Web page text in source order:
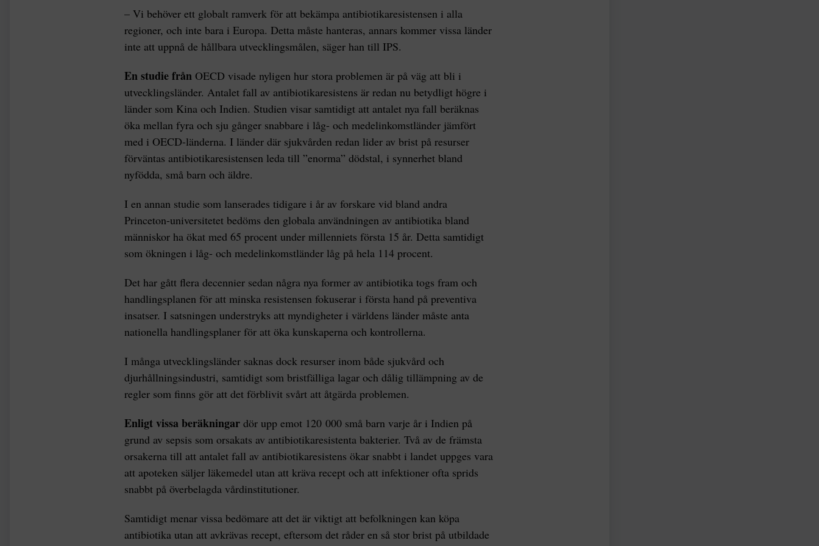
– Vi behöver ett globalt ramverk för att bekämpa antibiotikaresistensen i alla
regioner, och inte bara i Europa. Detta måste hanteras, annars kommer vissa länder
inte att uppnå de hållbara utvecklingsmålen, säger han till IPS.
En studie från OECD visade nyligen hur stora problemen är på väg att bli i
utvecklingsländer. Antalet fall av antibiotikaresistens är redan nu betydligt högre i
länder som Kina och Indien. Studien visar samtidigt att antalet nya fall beräknas
öka mellan fyra och sju gånger snabbare i låg- och medelinkomstländer jämfört
med i OECD-länderna. I länder där sjukvården redan lider av brist på resurser
förväntas antibiotikaresistensen leda till ”enorma” dödstal, i synnerhet bland
nyfödda, små barn och äldre.
I en annan studie som lanserades tidigare i år av forskare vid bland andra
Princeton-universitetet bedöms den globala användningen av antibiotika bland
människor ha ökat med 65 procent under millenniets första 15 år. Detta samtidigt
som ökningen i låg- och medelinkomstländer låg på hela 114 procent.
Det har gått flera decennier sedan några nya former av antibiotika togs fram och
handlingsplanen för att minska resistensen fokuserar i första hand på preventiva
insatser. I satsningen understryks att myndigheter i världens länder måste anta
nationella handlingsplaner för att öka kunskaperna och kontrollerna.
I många utvecklingsländer saknas dock resurser inom både sjukvård och
djurhållningsindustri, samtidigt som bristfälliga lagar och dålig tillämpning av de
regler som finns gör att det förblivit svårt att åtgärda problemen.
Enligt vissa beräkningar dör upp emot 120 000 små barn varje år i Indien på
grund av sepsis som orsakats av antibiotikaresistenta bakterier. Två av de främsta
orsakerna till att antalet fall av antibiotikaresistens ökar snabbt i landet uppges vara
att apoteken säljer läkemedel utan att kräva recept och att infektioner ofta sprids
snabbt på överbelagda vårdinstitutioner.
Samtidigt menar vissa bedömare att det är viktigt att befolkningen kan köpa
antibiotika utan att avkrävas recept, eftersom det råder en så stor brist på utbildade